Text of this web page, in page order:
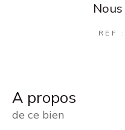
REF
a propos
de ce bien